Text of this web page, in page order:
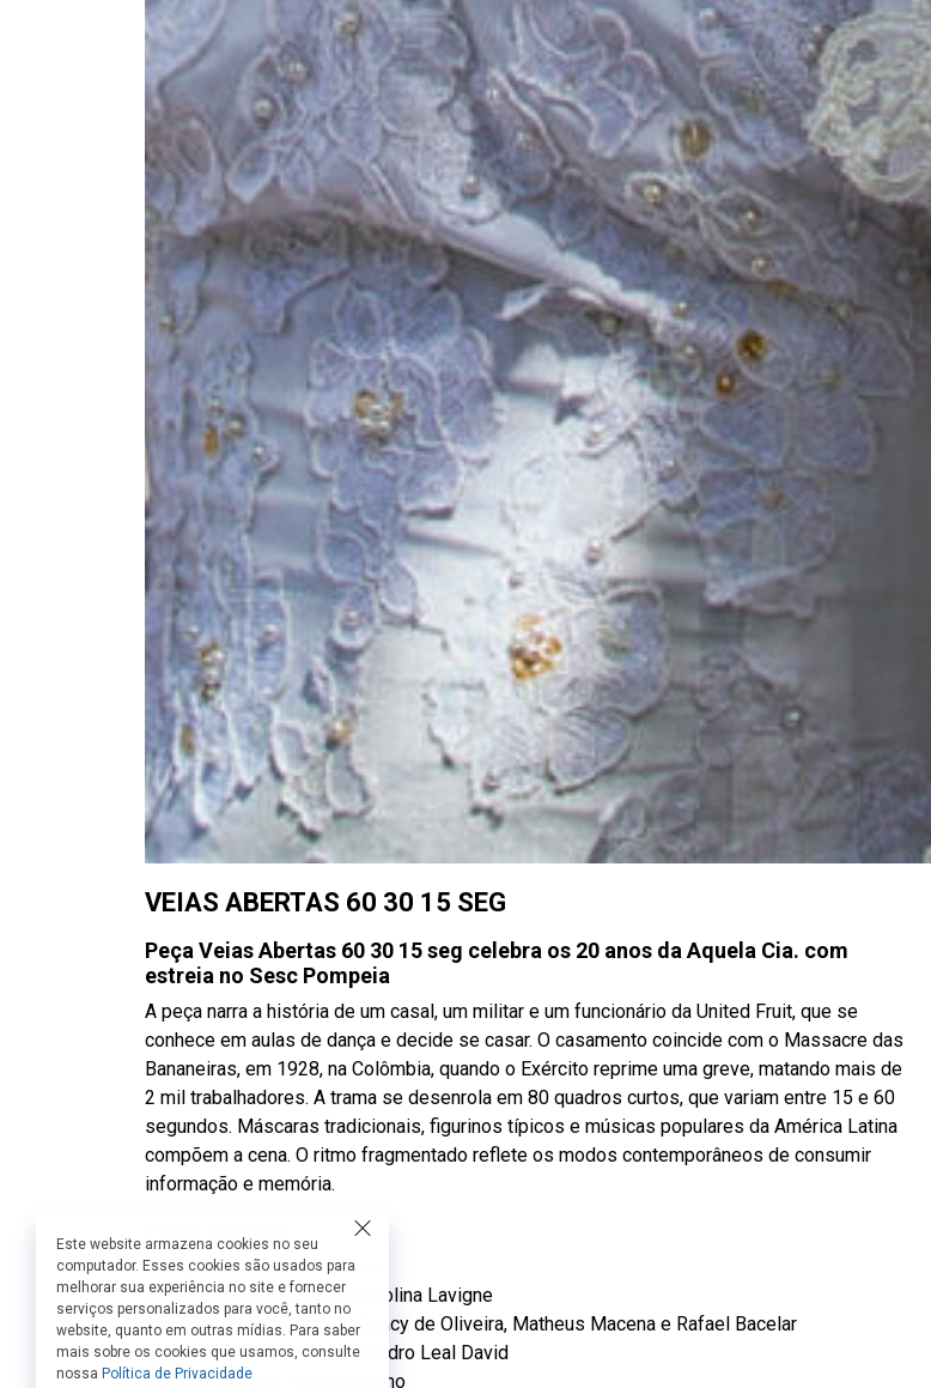
VEIAS ABERTAS 60 30 15 SEG
Peça Veias Abertas 60 30 15 seg celebra os 20 anos da Aquela Cia. com
estreia no Sesc Pompeia
A peça narra a história de um casal, um militar e um funcionário da United Fruit, que se
conhece em aulas de dança e decide se casar. O casamento coincide com o Massacre das
Bananeiras, em 1928, na Colômbia, quando o Exército reprime uma greve, matando mais de
2 mil trabalhadores. A trama se desenrola em 80 quadros curtos, que variam entre 15 e 60
segundos. Máscaras tradicionais, figurinos típicos e músicas populares da América Latina
compõem a cena. O ritmo fragmentado reflete os modos contemporâneos de consumir
informação e memória.
Direção: Marco André Nunes
Texto: Pedro Kosovski e Carolina Lavigne
Elenco: Carolina Virgüez, Juracy de Oliveira, Matheus Macena e Rafael Bacelar
Músicos: Felipe Storino e Pedro Leal David
Direção Musical: Felipe Storino
Este website armazena cookies no seu
computador. Esses cookies são usados para
melhorar sua experiência no site e fornecer
serviços personalizados para você, tanto no
website, quanto em outras mídias. Para saber
mais sobre os cookies que usamos, consulte
nossa Política de Privacidade